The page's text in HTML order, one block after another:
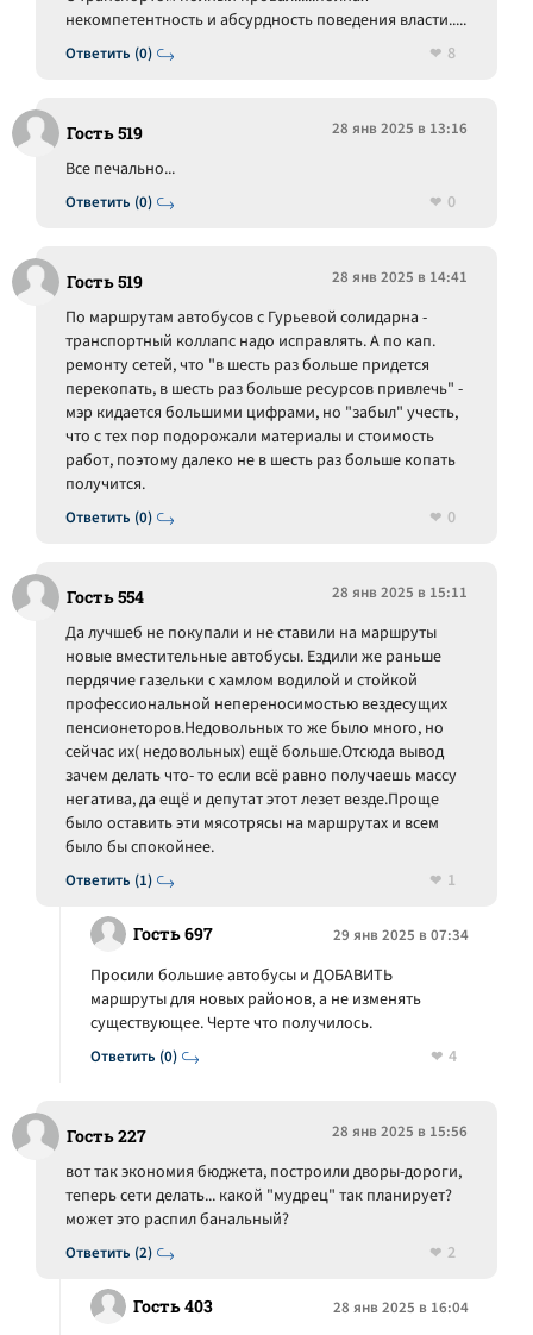
Ответить (0)
некомпетентность и абсурдность поведения власти.....
8
Гость 519 28 янв 2025 в 13:16
Ответить (0)
Все печально...
0
Гость 519 28 янв 2025 в 14:41
Ответить (0)
По маршрутам автобусов с Гурьевой солидарна -
транспортный коллапс надо исправлять. А по кап.
ремонту сетей, что "в шесть раз больше придется
перекопать, в шесть раз больше ресурсов привлечь" -
мэр кидается большими цифрами, но "забыл" учесть,
что с тех пор подорожали материалы и стоимость
работ, поэтому далеко не в шесть раз больше копать
получится.
0
Гость 554 28 янв 2025 в 15:11
Ответить (1)
Да лучшеб не покупали и не ставили на маршруты
новые вместительные автобусы. Ездили же раньше
пердячие газельки с хамлом водилой и стойкой
профессиональной непереносимостью вездесущих
пенсионеторов.Недовольных то же было много, но
сейчас их( недовольных) ещё больше.Отсюда вывод
зачем делать что- то если всё равно получаешь массу
негатива, да ещё и депутат этот лезет везде.Проще
было оставить эти мясотрясы на маршрутах и всем
было бы спокойнее.
1
Гость 697 29 янв 2025 в 07:34
Ответить (0)
Просили большие автобусы и ДОБАВИТЬ
маршруты для новых районов, а не изменять
существующее. Черте что получилось.
4
Гость 227 28 янв 2025 в 15:56
Ответить (2)
вот так экономия бюджета, построили дворы-дороги,
теперь сети делать... какой "мудрец" так планирует?
может это распил банальный?
2
Гость 403 28 янв 2025 в 16:04